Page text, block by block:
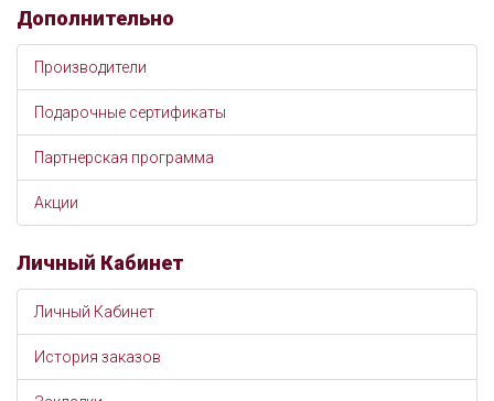
Дополнительно
Производители
Подарочные сертификаты
Партнерская программа
Акции
Личный Кабинет
Личный Кабинет
История заказов